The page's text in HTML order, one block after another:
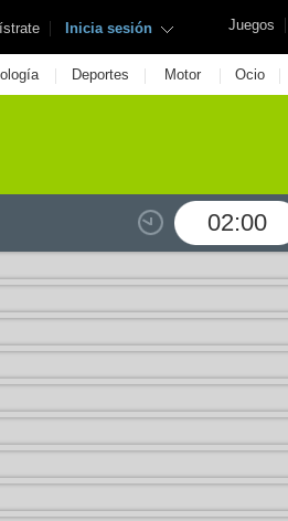
Juegos |
| Inicia sesión
| Deportes | Motor | Ocio |
02:00